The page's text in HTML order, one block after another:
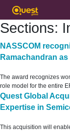
Sections:
NASSCOM
Ramachandran
The award recognizes
role model for the entire
Quest Global
Expertise in
This acquisition will